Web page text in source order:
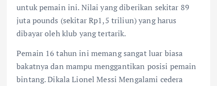
untuk pemain ini. Nilai yang diberikan sekitar 89
juta pounds (sekitar Rp1,5 triliun) yang harus
dibayar oleh klub yang tertarik.
Pemain 16 tahun ini memang sangat luar biasa
bakatnya dan mampu menggantikan posisi pemain
bintang. Dikala Lionel Messi Mengalami cedera